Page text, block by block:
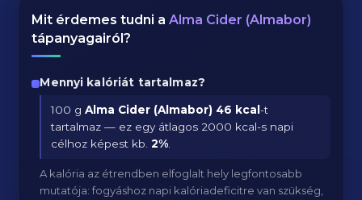
Mit érdemes tudni aAlma Cider (Almabor)
tápanyagairól?
Mennyi kalóriát tartalmaz?
100 gAlma Cider (Almabor) 46 kcal-t
tartalmaz — ez egy átlagos 2000 kcal-s napi
célhoz képest kb.2%
A kalória az étrendben elfoglalt hely legfontosabb
mutatója: fogyáshoz napi kalóriadeficitre van szükség,